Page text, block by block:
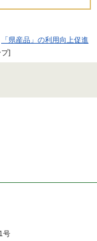
「県産品」の利用向上促進
]
号